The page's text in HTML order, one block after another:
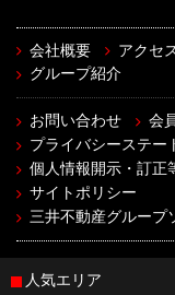
会社概要 アクセ
グループ紹介
お問い合わせ 会
プライバシーステー
個人情報開示・訂正
サイトポリシー
三井不動産グループ
人気エリア